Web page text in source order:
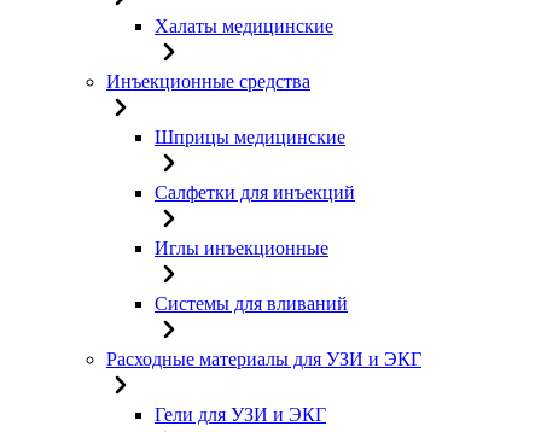
Халаты медицинские
Инъекционные средства
Шприцы медицинские
Салфетки для инъекций
Иглы инъекционные
Системы для вливаний
Расходные материалы для УЗИ и ЭКГ
Гели для УЗИ и ЭКГ